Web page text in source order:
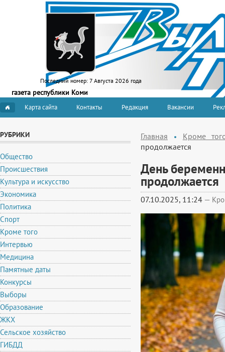
Последний номер: 7 Августа 2026 года
газета республики Коми
Карта сайта Контакты Редакция Вакансии
РУБРИКИ
Общество
Происшествия
Культура и искусство
Экономика
Политика
Спорт
Кроме того
Интервью
Медицина
Памятные даты
Конкурсы
Выборы
Образование
ЖКХ
Сельское хозяйство
ГИБДД
Главная
Кроме
продолжается
День
продолжается
07.10.2025, 11:24 —